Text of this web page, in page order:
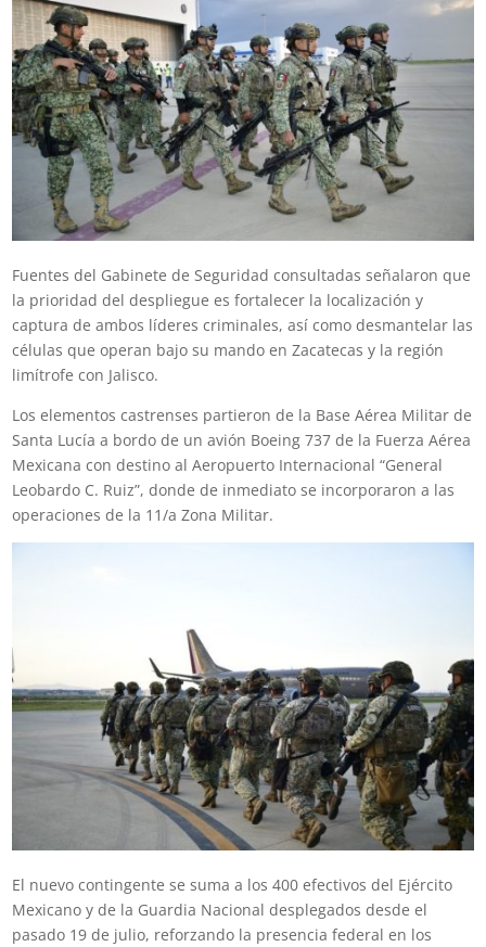
Fuentes del Gabinete de Seguridad consultadas señalaron que
la prioridad del despliegue es fortalecer la localización y
captura de ambos líderes criminales, así como desmantelar las
células que operan bajo su mando en Zacatecas y la región
limítrofe con Jalisco.
Los elementos castrenses partieron de la Base Aérea Militar de
Santa Lucía a bordo de un avión Boeing 737 de la Fuerza Aérea
Mexicana con destino al Aeropuerto Internacional “General
Leobardo C. Ruiz”, donde de inmediato se incorporaron a las
operaciones de la 11/a Zona Militar.
El nuevo contingente se suma a los 400 efectivos del Ejército
Mexicano y de la Guardia Nacional desplegados desde el
pasado 19 de julio, reforzando la presencia federal en los